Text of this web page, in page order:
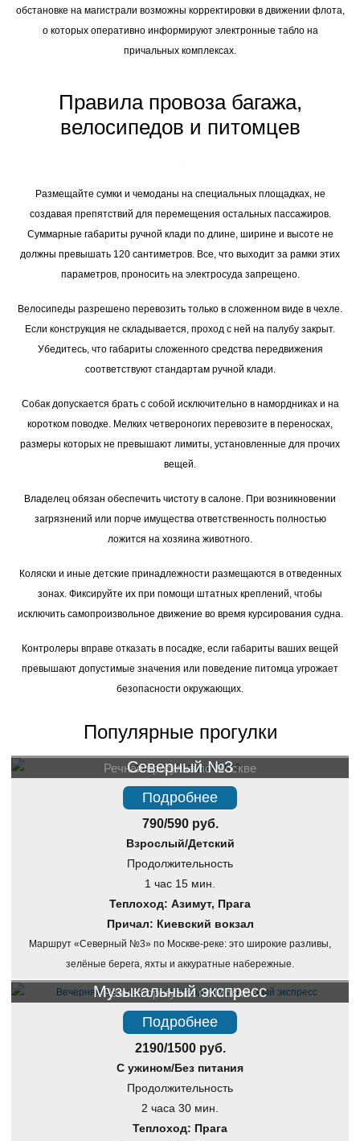
обстановке на магистрали возможны корректировки в движении флота,
о которых оперативно информируют электронные табло на
причальных комплексах.
Правила провоза багажа,
велосипедов и питомцев
Размещайте сумки и чемоданы на специальных площадках, не
создавая препятствий для перемещения остальных пассажиров.
Суммарные габариты ручной клади по длине, ширине и высоте не
должны превышать 120 сантиметров. Все, что выходит за рамки этих
параметров, проносить на электросуда запрещено.
Велосипеды разрешено перевозить только в сложенном виде в чехле.
Если конструкция не складывается, проход с ней на палубу закрыт.
Убедитесь, что габариты сложенного средства передвижения
соответствуют стандартам ручной клади.
Собак допускается брать с собой исключительно в намордниках и на
коротком поводке. Мелких четвероногих перевозите в переносках,
размеры которых не превышают лимиты, установленные для прочих
вещей.
Владелец обязан обеспечить чистоту в салоне. При возникновении
загрязнений или порче имущества ответственность полностью
ложится на хозяина животного.
Коляски и иные детские принадлежности размещаются в отведенных
зонах. Фиксируйте их при помощи штатных креплений, чтобы
исключить самопроизвольное движение во время курсирования судна.
Контролеры вправе отказать в посадке, если габариты ваших вещей
превышают допустимые значения или поведение питомца угрожает
безопасности окружающих.
Популярные прогулки
Речная прогулка по Москве
Северный №3
Подробнее
790/590 руб.
Взрослый/Детский
Продолжительность
1 час 15 мин.
Теплоход: Азимут, Прага
Причал: Киевский вокзал
Маршрут «Северный №3» по Москве-реке: это широкие разливы,
зелёные берега, яхты и аккуратные набережные.
Речная прогулка по Москве
Музыкальный экспресс
Подробнее
2190/1500 руб.
С ужином/Без питания
Продолжительность
2 часа 30 мин.
Теплоход: Прага